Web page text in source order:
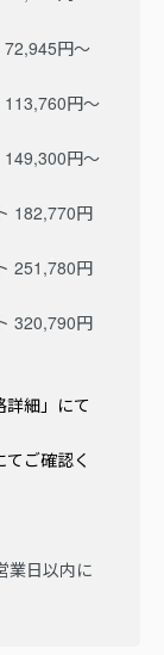
72,945円～
113,760円～
149,300円～
182,770円
251,780円
320,790円
細」にて
ご確認く
業日以内に